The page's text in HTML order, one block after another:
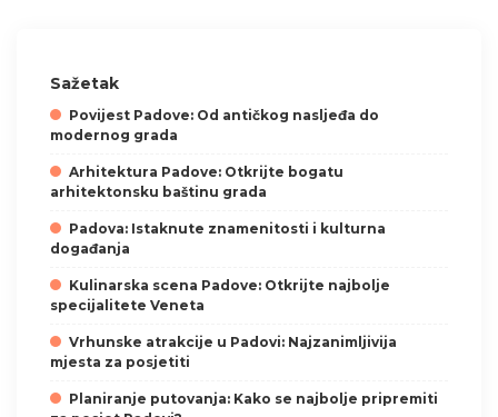
Sažetak
Povijest Padove: Od antičkog nasljeđa do
modernog grada
Arhitektura Padove: Otkrijte bogatu
arhitektonsku baštinu grada
Padova: Istaknute znamenitosti i kulturna
događanja
Kulinarska scena Padove: Otkrijte najbolje
specijalitete Veneta
Vrhunske atrakcije u Padovi: Najzanimljivija
mjesta za posjetiti
Planiranje putovanja: Kako se najbolje pripremiti